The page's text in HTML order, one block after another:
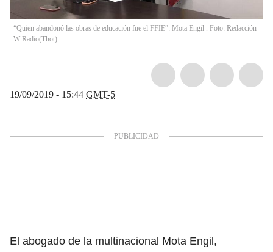
“Quien abandonó las obras de educación fue el FFIE”: Mota Engil . Foto: Redacción
W Radio(Thot)
19/09/2019 - 15:44 GMT-5
El abogado de la multinacional Mota Engil,